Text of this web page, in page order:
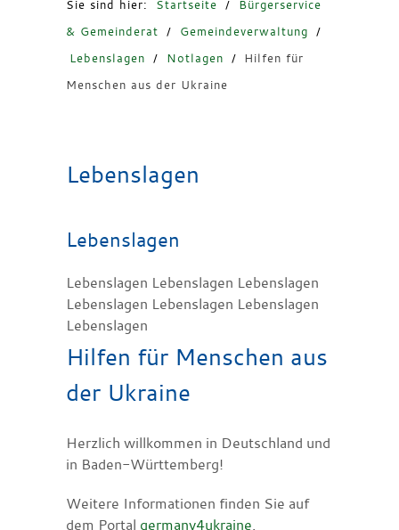
Sie sind hier: Startseite /
Bürgerservice
& Gemeinderat
/ Gemeindeverwaltung
/
Lebenslagen
/ Notlagen / Hilfen für
Menschen aus der Ukraine
Lebenslagen
Lebenslagen
Lebenslagen Lebenslagen Lebenslagen
Lebenslagen Lebenslagen Lebenslagen
Lebenslagen
Hilfen für Menschen aus
der Ukraine
Herzlich willkommen in Deutschland und
in Baden-Württemberg!
Weitere Informationen finden Sie auf
dem Portal germany4ukraine.